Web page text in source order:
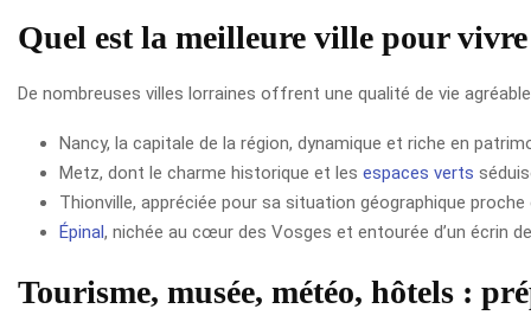
Quel est la meilleure ville pour
De nombreuses villes lorraines offrent une qualité de vie
Nancy, la capitale de la région, dynamique et riche en
Metz, dont le charme historique et les espaces verts
Thionville, appréciée pour sa situation géographique proche
Épinal, nichée au cœur des Vosges et entourée d’un écrin
Tourisme, musée, météo, hôtels :